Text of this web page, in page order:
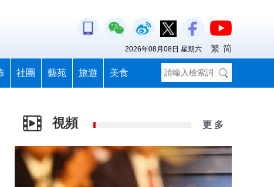
社團 藝苑 旅遊 美食
2026年08月08日 星期六 繁 简
視頻 更 多